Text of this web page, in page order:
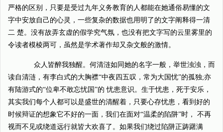
严格的区别，只要是受过九年义务教育的人都能在她通俗易懂的文
字中安放自己的心灵，一些复杂的数据也用明了的文字阐释得一清
二 楚。没有故弄玄虚的假学究气氛，也没有把文字写的云里雾里的
令读者模棱两可，虽然是学术著作却又杂文般的激情。
众人皆醉我独醒。何清涟如同她的名字一般，举世浊浊，而
读自清涟，有李白式的大胸襟“中夜四五叹，常为大国忧”的孤独;亦
有陆游式的“位卑不敢忘忧国”的 忧患意识。生于忧患，死于安乐，
其实我们每个人都可以是盛世的清醒着，只要心存忧患，看到好的
时候辩证的想象它不好的一面，我们在面对“温柔的陷阱”时， 不再
视而不见或绕道远行就皆大欢喜了。如果我们绕过陷阱正踌躇满